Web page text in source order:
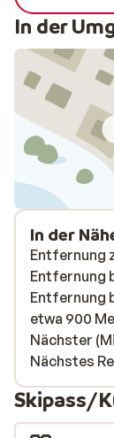
In der
In der
Entfernung
Entfernung
Entfernung
etwa 900
Nächster
Nächstes
Skipass/